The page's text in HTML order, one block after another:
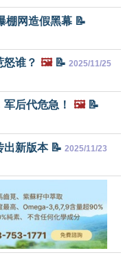
棚网造假黑幕 📝
怒谁？ 🖼️📝 2025/11/25
后代危急！ 🖼️📝
出新版本 📝 2025/11/23